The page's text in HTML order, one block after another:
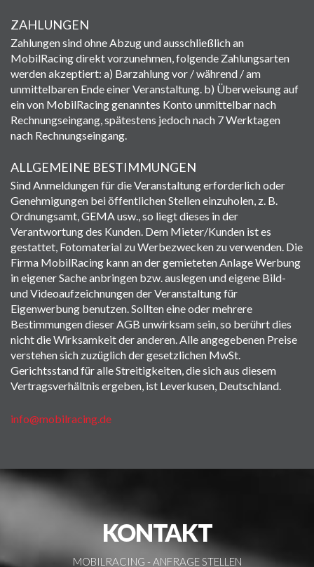
ZAHLUNGEN
Zahlungen sind ohne Abzug und ausschließlich an
MobilRacing direkt vorzunehmen, folgende Zahlungsarten
werden akzeptiert: a) Barzahlung vor / während / am
unmittelbaren Ende einer Veranstaltung. b) Überweisung auf
ein von MobilRacing genanntes Konto unmittelbar nach
Rechnungseingang, spätestens jedoch nach 7 Werktagen
nach Rechnungseingang.
ALLGEMEINE BESTIMMUNGEN
Sind Anmeldungen für die Veranstaltung erforderlich oder
Genehmigungen bei öffentlichen Stellen einzuholen, z. B.
Ordnungsamt, GEMA usw., so liegt dieses in der
Verantwortung des Kunden. Dem Mieter/Kunden ist es
gestattet, Fotomaterial zu Werbezwecken zu verwenden. Die
Firma MobilRacing kann an der gemieteten Anlage Werbung
in eigener Sache anbringen bzw. auslegen und eigene Bild-
und Videoaufzeichnungen der Veranstaltung für
Eigenwerbung benutzen. Sollten eine oder mehrere
Bestimmungen dieser AGB unwirksam sein, so berührt dies
nicht die Wirksamkeit der anderen. Alle angegebenen Preise
verstehen sich zuzüglich der gesetzlichen MwSt.
Gerichtsstand für alle Streitigkeiten, die sich aus diesem
Vertragsverhältnis ergeben, ist Leverkusen, Deutschland.
info@mobilracing.de
KONTAKT
MOBILRACING - ANFRAGE STELLEN